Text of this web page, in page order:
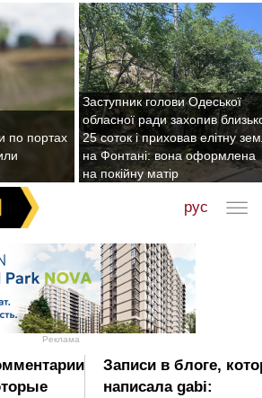
по портах
Заступник голови Одеської
обласної ради захопив
25 соток і приховав елітну
на Фонтані: вона оформлена
на покійну матір
рус
Реклама
Записи в блоге,
написала gabi: